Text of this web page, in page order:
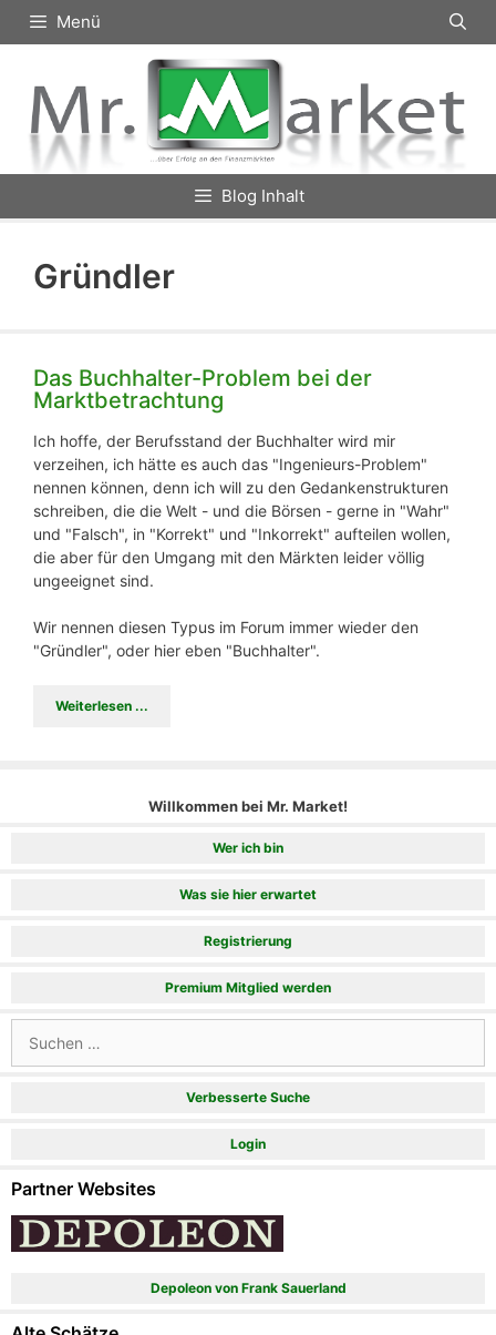
Inhalt
Menü
Blog Inhalt
Gründler
Das Buchhalter-Problem bei der
Marktbetrachtung
Ich hoffe, der Berufsstand der Buchhalter wird mir
verzeihen, ich hätte es auch das "Ingenieurs-Problem"
nennen können, denn ich will zu den Gedankenstrukturen
schreiben, die die Welt - und die Börsen - gerne in "Wahr"
und "Falsch", in "Korrekt" und "Inkorrekt" aufteilen wollen,
die aber für den Umgang mit den Märkten leider völlig
ungeeignet sind.
Wir nennen diesen Typus im Forum immer wieder den
"Gründler", oder hier eben "Buchhalter".
Weiterlesen ...
Willkommen bei Mr. Market!
Wer ich bin
Was sie hier erwartet
Registrierung
Premium Mitglied werden
nach:
Verbesserte Suche
Login
Partner Websites
Depoleon von Frank Sauerland